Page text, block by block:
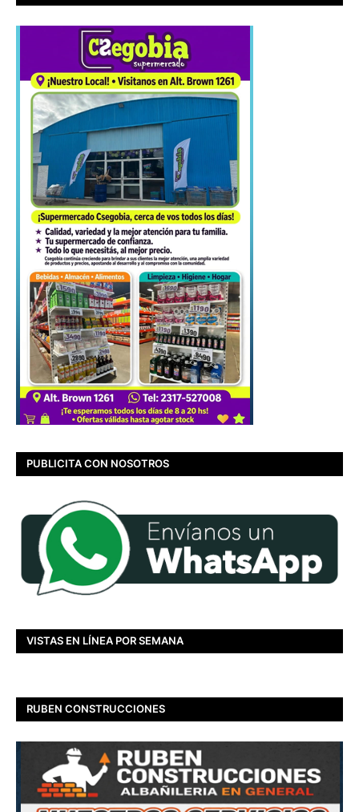
PUBLICITA CON NOSOTROS
VISTAS EN LÍNEA POR SEMANA
RUBEN CONSTRUCCIONES